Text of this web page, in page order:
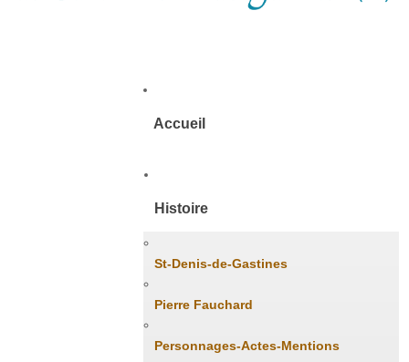
Accueil
Histoire
St-Denis-de-Gastines
Pierre Fauchard
Personnages-Actes-Mentions